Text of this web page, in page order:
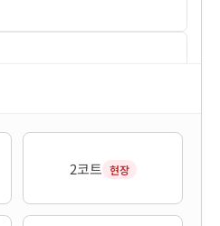
2코트 현장